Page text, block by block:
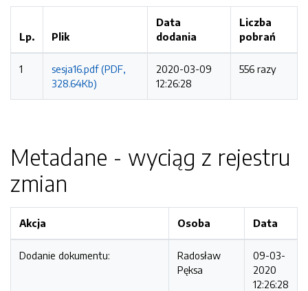
Lp. Plik
Data
dodania
Liczba
pobrań
1
sesja16.pdf (PDF,
328.64Kb)
2020-03-09
12:26:28
556 razy
Metadane - wyciąg z rejestru
zmian
Akcja Osoba Data
Dodanie dokumentu:
Radosław
Pęksa
09-03-
2020
12:26:28